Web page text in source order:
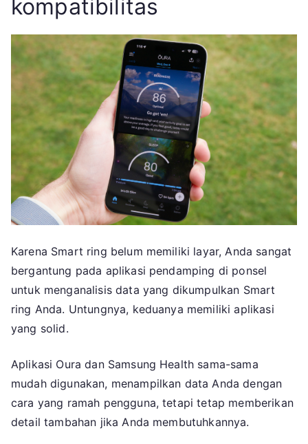
kompatibilitas
Karena Smart ring belum memiliki layar, Anda sangat
bergantung pada aplikasi pendamping di ponsel
untuk menganalisis data yang dikumpulkan Smart
ring Anda. Untungnya, keduanya memiliki aplikasi
yang solid.
Aplikasi Oura dan Samsung Health sama-sama
mudah digunakan, menampilkan data Anda dengan
cara yang ramah pengguna, tetapi tetap memberikan
detail tambahan jika Anda membutuhkannya.